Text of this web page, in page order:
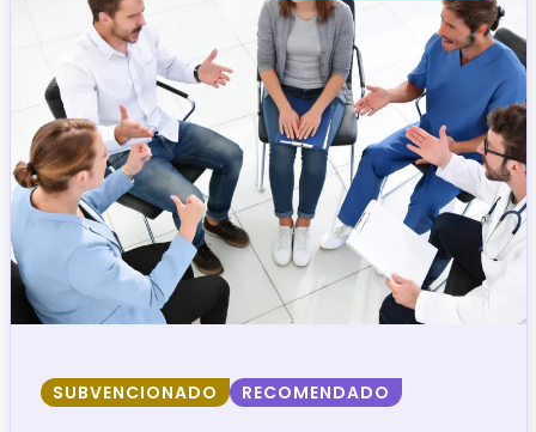
SUBVENCIONADO RECOMENDADO